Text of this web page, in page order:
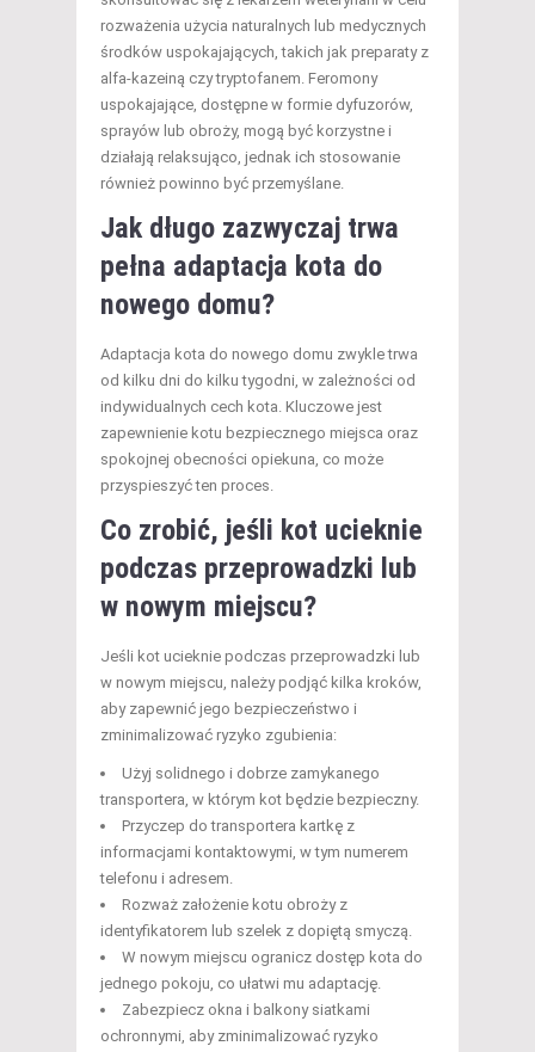
rozważenia użycia naturalnych lub medycznych
środków uspokajających, takich jak preparaty z
alfa-kazeiną czy tryptofanem. Feromony
uspokajające, dostępne w formie dyfuzorów,
sprayów lub obroży, mogą być korzystne i
działają relaksująco, jednak ich stosowanie
również powinno być przemyślane.
Jak długo zazwyczaj trwa
pełna adaptacja kota do
nowego domu?
Adaptacja kota do nowego domu zwykle trwa
od kilku dni do kilku tygodni, w zależności od
indywidualnych cech kota. Kluczowe jest
zapewnienie kotu bezpiecznego miejsca oraz
spokojnej obecności opiekuna, co może
przyspieszyć ten proces.
Co zrobić, jeśli kot ucieknie
podczas przeprowadzki lub
w nowym miejscu?
Jeśli kot ucieknie podczas przeprowadzki lub
w nowym miejscu, należy podjąć kilka kroków,
aby zapewnić jego bezpieczeństwo i
zminimalizować ryzyko zgubienia:
Użyj solidnego i dobrze zamykanego
transportera, w którym kot będzie bezpieczny.
Przyczep do transportera kartkę z
informacjami kontaktowymi, w tym numerem
telefonu i adresem.
Rozważ założenie kotu obroży z
identyfikatorem lub szelek z dopiętą smyczą.
W nowym miejscu ogranicz dostęp kota do
jednego pokoju, co ułatwi mu adaptację.
Zabezpiecz okna i balkony siatkami
ochronnymi, aby zminimalizować ryzyko